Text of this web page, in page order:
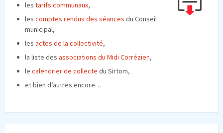
les tarifs communaux,
les comptes rendus des séances du Conseil
municipal,
les actes de la collectivité,
la liste des associations du Midi Corrézien,
le calendrier de collecte du Sirtom,
et bien d’autres encore…